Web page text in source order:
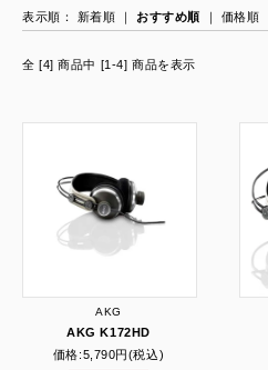
表示順： 新着順 ｜ おすすめ順 ｜ 価格順
全 [4] 商品中 [1-4] 商品を表示
AKG
AKG K172HD
価格:5,790円(税込)